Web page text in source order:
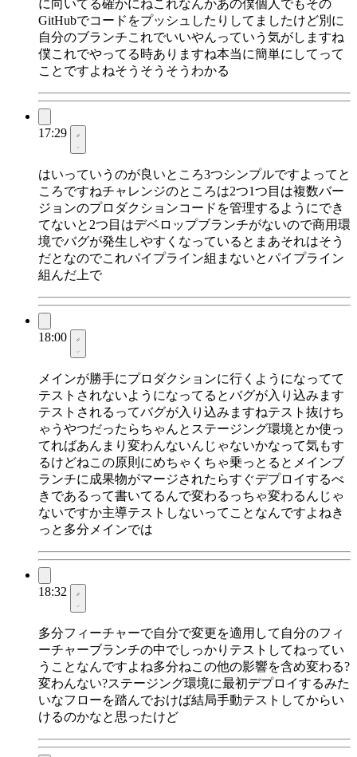
に向いてる確かにねこれなんかあの僕個人でもその
GitHubでコードをプッシュしたりしてましたけど別に
自分のブランチこれでいいやんっていう気がしますね
僕これでやってる時ありますね本当に簡単にしてって
ことですよねそうそうそうわかる
17:29
はいっていうのが良いところ3つシンプルですよってと
ころですねチャレンジのところは2つ1つ目は複数バー
ジョンのプロダクションコードを管理するようにでき
てないと2つ目はデベロップブランチがないので商用環
境でバグが発生しやすくなっているとまあそれはそう
だとなのでこれパイプライン組まないとパイプライン
組んだ上で
18:00
メインが勝手にプロダクションに行くようになってて
テストされないようになってるとバグが入り込みます
テストされるってバグが入り込みますねテスト抜けち
ゃうやつだったらちゃんとステージング環境とか使っ
てればあんまり変わんないんじゃないかなって気もす
るけどねこの原則にめちゃくちゃ乗っとるとメインブ
ランチに成果物がマージされたらすぐデプロイするべ
きであるって書いてるんで変わるっちゃ変わるんじゃ
ないですか主導テストしないってことなんですよねき
っと多分メインでは
18:32
多分フィーチャーで自分で変更を適用して自分のフィ
ーチャーブランチの中でしっかりテストしてねってい
うことなんですよね多分ねこの他の影響を含め変わる?
変わんない?ステージング環境に最初デプロイするみた
いなフローを踏んでおけば結局手動テストしてからい
けるのかなと思ったけど